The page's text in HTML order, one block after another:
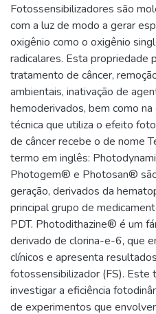
Fotossensibilizadores são
com a luz de modo a gerar
oxigênio como o oxigênio
radicalares. Esta propriedade
tratamento de câncer,
ambientais, inativação de
hemoderivados, bem como
técnica que utiliza o efeito
de câncer recebe o de nome
termo em inglês:
Photogem® e Photosan®
geração, derivados da
principal grupo de
PDT. Photodithazine® é um
derivado de clorina-e-6, que
clínicos e apresenta
fotossensibilizador (FS).
investigar a eficiência
de experimentos que